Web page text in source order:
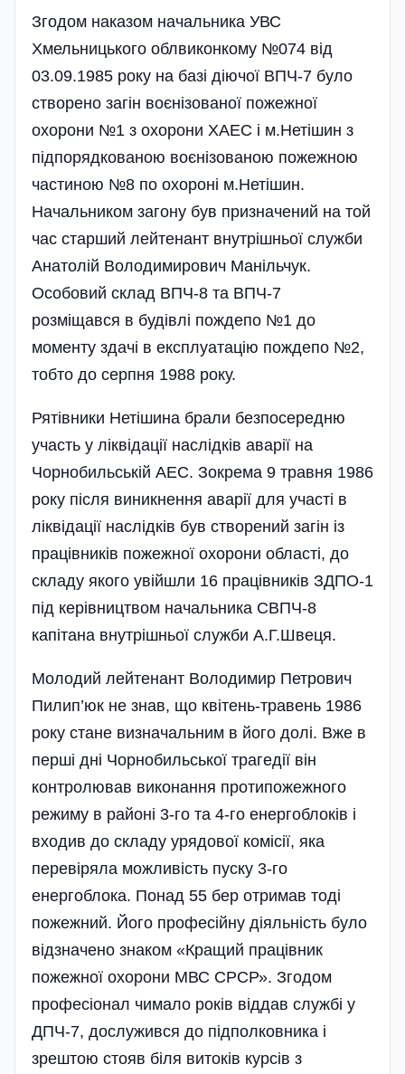
Згодом наказом начальника УВС
Хмельницького облвиконкому №074 від
03.09.1985 року на базі діючої ВПЧ-7 було
створено загін воєнізованої пожежної
охорони №1 з охорони ХАЕС і м.Нетішин з
підпорядкованою воєнізованою пожежною
частиною №8 по охороні м.Нетішин.
Начальником загону був призначений на той
час старший лейтенант внутрішньої служби
Анатолій Володимирович Манільчук.
Особовий склад ВПЧ-8 та ВПЧ-7
розміщався в будівлі пождепо №1 до
моменту здачі в експлуатацію пождепо №2,
тобто до серпня 1988 року.
Рятівники Нетішина брали безпосередню
участь у ліквідації наслідків аварії на
Чорнобильській АЕС. Зокрема 9 травня 1986
року після виникнення аварії для участі в
ліквідації наслідків був створений загін із
працівників пожежної охорони області, до
складу якого увійшли 16 працівників ЗДПО-1
під керівництвом начальника СВПЧ-8
капітана внутрішньої служби А.Г.Швеця.
Молодий лейтенант Володимир Петрович
Пилип’юк не знав, що квітень-травень 1986
року стане визначальним в його долі. Вже в
перші дні Чорнобильської трагедії він
контролював виконання протипожежного
режиму в районі 3-го та 4-го енергоблоків і
входив до складу урядової комісії, яка
перевіряла можливість пуску 3-го
енергоблока. Понад 55 бер отримав тоді
пожежний. Його професійну діяльність було
відзначено знаком «Кращий працівник
пожежної охорони МВС СРСР». Згодом
професіонал чимало років віддав службі у
ДПЧ-7, дослужився до підполковника і
зрештою стояв біля витоків курсів з